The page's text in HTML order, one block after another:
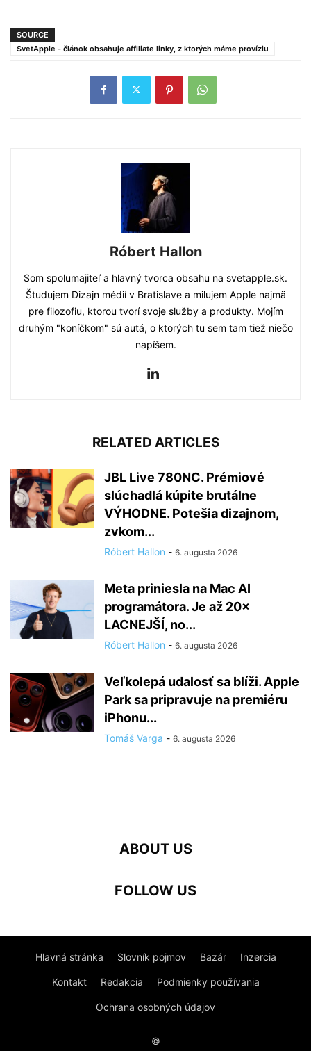
SOURCE
SvetApple - článok obsahuje affiliate linky, z ktorých máme províziu
Róbert Hallon
Som spolumajiteľ a hlavný tvorca obsahu na svetapple.sk.
Študujem Dizajn médií v Bratislave a milujem Apple najmä
pre filozofiu, ktorou tvorí svoje služby a produkty. Mojím
druhým "koníčkom" sú autá, o ktorých tu sem tam tiež niečo
napíšem.
RELATED ARTICLES
JBL Live 780NC. Prémiové
slúchadlá kúpite brutálne
VÝHODNE. Potešia dizajnom,
zvkom...
Róbert Hallon - 6. augusta 2026
Meta priniesla na Mac AI
programátora. Je až 20×
LACNEJŠÍ, no...
Róbert Hallon - 6. augusta 2026
Veľkolepá udalosť sa blíži. Apple
Park sa pripravuje na premiéru
iPhonu...
Tomáš Varga - 6. augusta 2026
ABOUT US
FOLLOW US
Hlavná stránka Slovník pojmov Bazár Inzercia
Kontakt Redakcia Podmienky používania
Ochrana osobných údajov
©